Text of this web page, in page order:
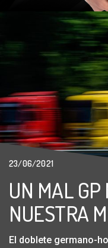
23/06/2021
UN MAL GP
NUESTRA
El doblete germano-